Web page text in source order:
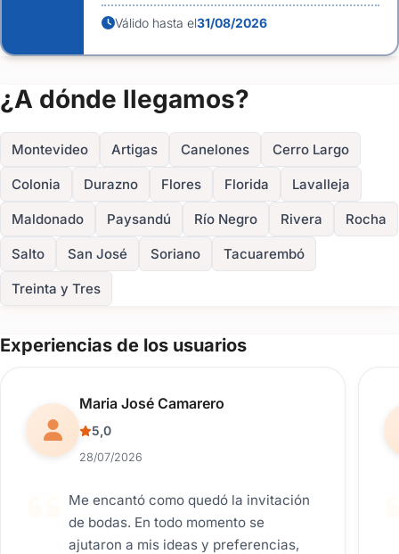
Válido hasta el31/08/2026
¿A dónde llegamos?
Montevideo Artigas Canelones Cerro Largo
Colonia Durazno Flores Florida Lavalleja
Maldonado Paysandú Río Negro Rivera Rocha
Salto San José Soriano Tacuarembó
Treinta y Tres
Experiencias de los usuarios
Reseña de usuario.
Maria José Camarero
5,0
28/07/2026
Me encantó como quedó la invitación
de bodas. En todo momento se
ajutaron a mis ideas y preferencias,